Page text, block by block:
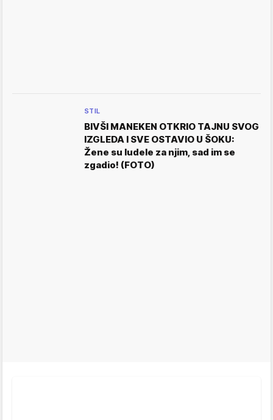
STIL
BIVŠI MANEKEN OTKRIO TAJNU SVOG
IZGLEDA I SVE OSTAVIO U ŠOKU:
Žene su ludele za njim, sad im se
zgadio! (FOTO)